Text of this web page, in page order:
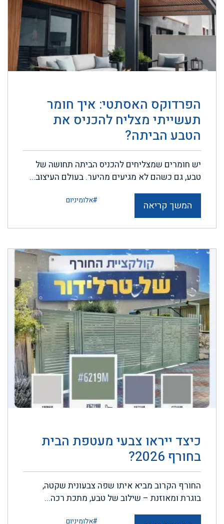
הפרדוקס האסתטי: איך חומר
תעשייתי מצליח להכניס את
הטבע הביתה?
יש חומרים שמצליחים להכניס הביתה תחושה של
טבע, גם כשהם לא מגיעים מהיער. בעולם העיצוב...
המשך קריאה #אלומיניום
כיצד ייראו צבעי מעטפת הבית
בחורף 2026?
החורף הקרוב מביא איתו שפה צבעונית שקטה,
בוגרת ומאוזנת – שילוב של טבע, מתכת רכה...
#אלומיניום